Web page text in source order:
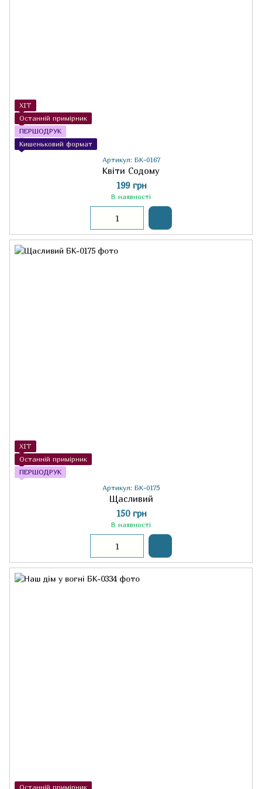
ХІТ
Останній примірник
ПЕРШОДРУК
Кишеньковий формат
Артикул: БК-0167
Квіти Содому
199 грн
В наявності
ХІТ
Останній примірник
ПЕРШОДРУК
Артикул: БК-0175
Щасливий
150 грн
В наявності
Останній примірник